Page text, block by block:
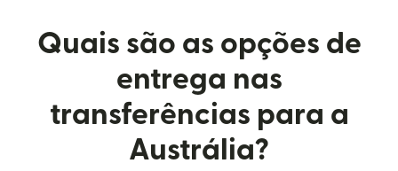
Quais são as opções de
entrega nas
transferências para a
Austrália?